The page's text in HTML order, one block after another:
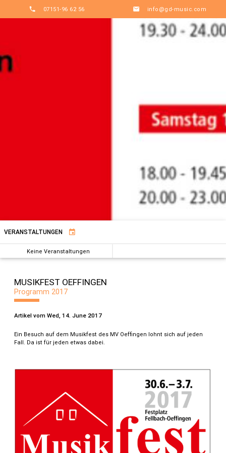
 07151-96 62 56  info@gd-music.com
VERANSTALTUNGEN event
Keine Veranstaltungen
MUSIKFEST OEFFINGEN
Programm 2017
Artikel vom Wed, 14. June 2017
Ein Besuch auf dem Musikfest des MV Oeffingen lohnt sich auf jeden
Fall. Da ist für jeden etwas dabei.